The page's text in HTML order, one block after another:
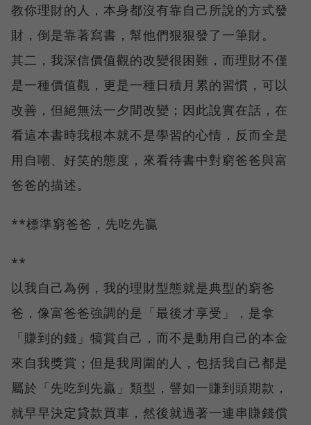
教你理財的人，本身都沒有靠自己所說的方式發
財，倒是靠著寫書，幫他們狠狠發了一筆財。
其二，我深信價值觀的改變很困難，而理財不僅
是一種價值觀，更是一種日積月累的習慣，可以
改善，但絕無法一夕間改變；因此說實在話，在
看這本書時我根本就不是學習的心情，反而全是
用自嘲、好笑的態度，來看待書中對窮爸爸與富
爸爸的描述。
**標準窮爸爸，先吃先贏
**
以我自己為例，我的理財型態就是典型的窮爸
爸，像富爸爸強調的是「最後才享受」，是拿
「賺到的錢」犒賞自己，而不是動用自己的本金
來自我獎賞；但是我周圍的人，包括我自己都是
屬於「先吃到先贏」類型，譬如一賺到頭期款，
就早早決定貸款買車，然後就過著一連串賺錢償